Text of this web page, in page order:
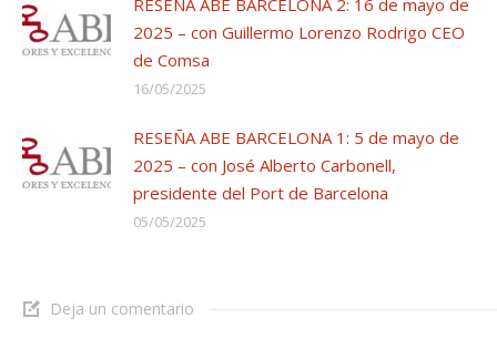
2025 – con Guillermo Lorenzo Rodrigo CEO
de Comsa
16/05/2025
RESEÑA ABE BARCELONA 1: 5 de mayo de
2025 – con José Alberto Carbonell,
presidente del Port de Barcelona
05/05/2025
Deja un comentario